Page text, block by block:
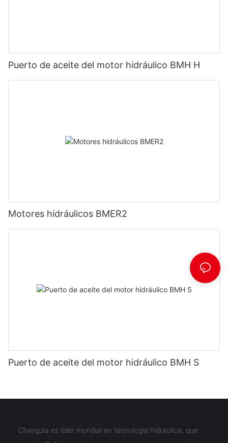
Puerto de aceite del motor hidráulico BMH H
Motores hidráulicos BMER2
Puerto de aceite del motor hidráulico BMH S
ChangJia es líder mundial en tecnología hidráulica, que